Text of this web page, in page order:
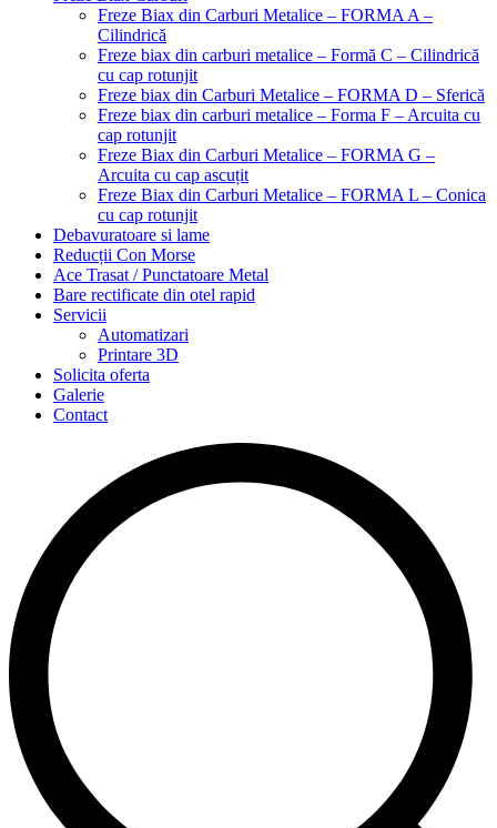
Freze Biax din Carburi Metalice – FORMA A –
Cilindrică
Freze biax din carburi metalice – Formă C – Cilindrică
cu cap rotunjit
Freze biax din Carburi Metalice – FORMA D – Sferică
Freze biax din carburi metalice – Forma F – Arcuita cu
cap rotunjit
Freze Biax din Carburi Metalice – FORMA G –
Arcuita cu cap ascuțit
Freze Biax din Carburi Metalice – FORMA L – Conica
cu cap rotunjit
Debavuratoare si lame
Reducții Con Morse
Ace Trasat / Punctatoare Metal
Bare rectificate din otel rapid
Servicii
Automatizari
Printare 3D
Solicita oferta
Galerie
Contact